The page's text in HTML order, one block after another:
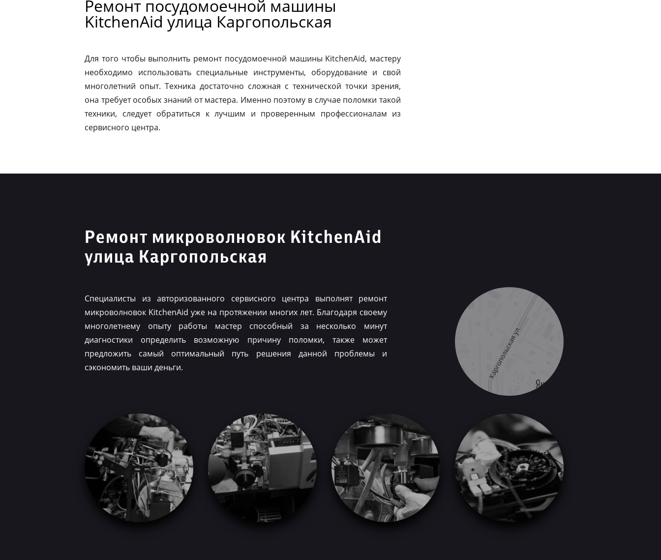
Ремонт посудомоечной машины
KitchenAid улица Каргопольская
Для того чтобы выполнить ремонт посудомоечной машины KitchenAid, мастеру
необходимо использовать специальные инструменты, оборудование и свой
многолетний опыт. Техника достаточно сложная с технической точки зрения,
она требует особых знаний от мастера. Именно поэтому в случае поломки такой
техники, следует обратиться к лучшим и проверенным профессионалам из
сервисного центра.
Ремонт микроволновок KitchenAid
улица Каргопольская
Специалисты из авторизованного сервисного центра выполнят ремонт
микроволновок KitchenAid уже на протяжении многих лет. Благодаря своему
многолетнему опыту работы мастер способный за несколько минут
диагностики определить возможную причину поломки, также может
предложить самый оптимальный путь решения данной проблемы и
сэкономить ваши деньги.